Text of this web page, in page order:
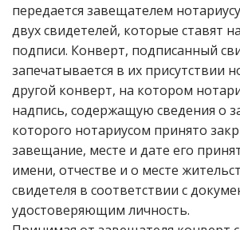
передается завещателем
двух свидетелей, которые ставят
подписи. Конверт, подписанный
запечатывается в их присутствии
другой конверт, на котором
надпись, содержащую сведения о
которого нотариусом принято
завещание, месте и дате его
имени, отчестве и о месте
свидетеля в соответствии с
удостоверяющим личность.